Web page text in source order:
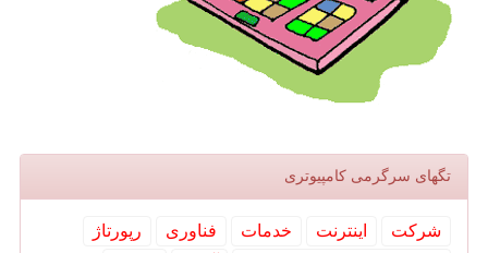
تگهای سرگرمی كامپیوتری
شركت اینترنت خدمات فناوری
رپورتاژ